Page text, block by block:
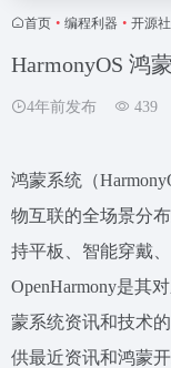
首页 • 编程利器 • 开源
HarmonyOS 鸿
4年前发布 439
鸿蒙系统（
物互联的全场景分
持平板、智能穿戴
OpenHarmony是其
蒙系统资讯和技术
供最近资讯和鸿蒙